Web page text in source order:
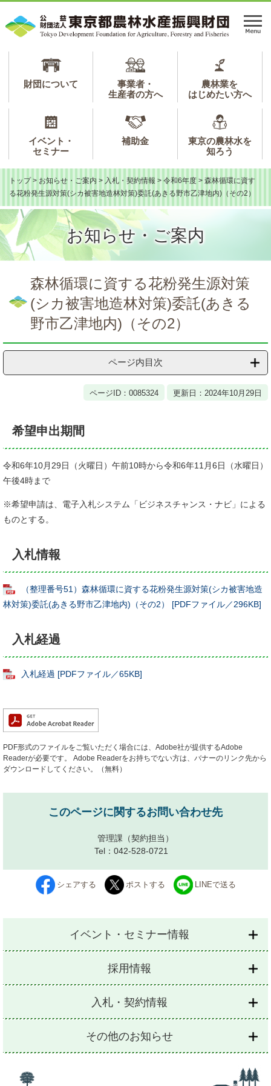
ジ
ュ
メ
財団について
事業者・
生産者の方へ
農林業を
はじめたい方へ
イベント・
セミナー
補助金
東京の農林水を
知ろう
トップ > お知らせ・ご案内 > 入札・契約情報 > 令和6年度 > 森林循環に資す
る花粉発生源対策(シカ被害地造林対策)委託(あきる野市乙津地内)（その2）
お知らせ・ご案内
森林循環に資する花粉発生源対策
(シカ被害地造林対策)委託(あきる
野市乙津地内)（その2）
ページ内目次
ページID：0085324 更新日：2024年10月29日
希望申出期間
令和6年10月29日（火曜日）午前10時から令和6年11月6日（水曜日）
午後4時まで
※希望申請は、電子入札システム「ビジネスチャンス・ナビ」による
ものとする。
入札情報
（整理番号51）森林循環に資する花粉発生源対策(シカ被害地造
林対策)委託(あきる野市乙津地内)（その2） [PDFファイル／296KB]
入札経過
入札経過 [PDFファイル／65KB]
PDF形式のファイルをご覧いただく場合には、Adobe社が提供するAdobe
Readerが必要です。
Adobe Readerをお持ちでない方は、バナーのリンク先から
ダウンロードしてください。（無料）
このページに関するお問い合わせ先
管理課 （契約担当）
Tel：042-528-0721
シェアする ポストする LINEで送る
イベント・セミナー情報
採用情報
入札・契約情報
その他のお知らせ